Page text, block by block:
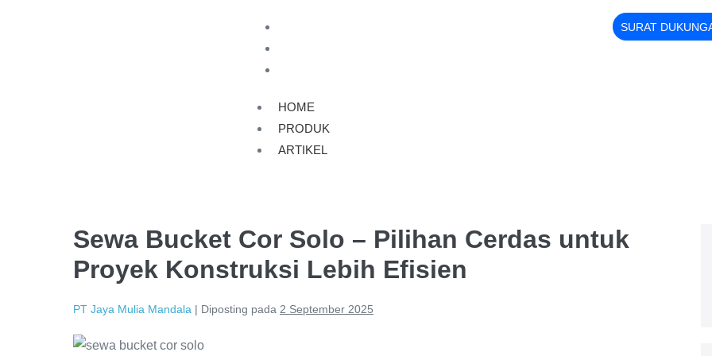
HOME
PRODUK
ARTIKEL
SURAT
Sewa Bucket Cor Solo – Pilihan Cerdas untuk
Proyek Konstruksi Lebih Efisien
PT Jaya Mulia Mandala | Diposting pada 2 September 2025